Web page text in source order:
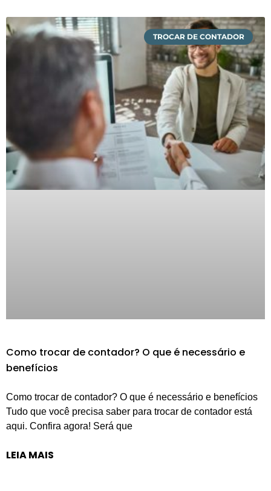
TROCAR DE CONTADOR
Como trocar de contador? O que é necessário e
benefícios
Como trocar de contador? O que é necessário e benefícios
Tudo que você precisa saber para trocar de contador está
aqui. Confira agora! Será que
LEIA MAIS